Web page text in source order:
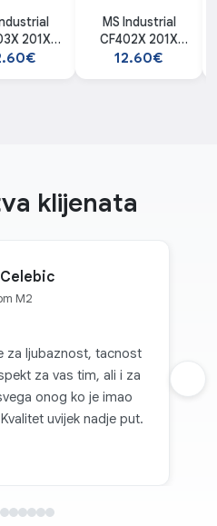
201X
MS Industrial
CF402X 201X
Yellow
12.60€
klijenata
M2
za ljubaznost, tacnost
za vas tim, ali i za
onog ko je imao
uvijek nadje put.